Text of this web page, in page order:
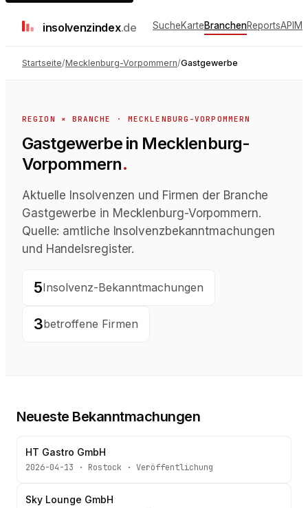
insolvenzindex.de SucheKarteBranchenReportsAPI
Startseite/Mecklenburg-Vorpommern/Gastgewerbe
REGION × BRANCHE · MECKLENBURG-VORPOMMERN
Gastgewerbe in Mecklenburg-
Vorpommern.
Aktuelle Insolvenzen und Firmen der Branche
Gastgewerbe in Mecklenburg-Vorpommern.
Quelle: amtliche Insolvenzbekanntmachungen
und Handelsregister.
5Insolvenz-Bekanntmachungen
3betroffene Firmen
Neueste Bekanntmachungen
HT Gastro GmbH
2026-04-13 · Rostock · Veröffentlichung
Sky Lounge GmbH